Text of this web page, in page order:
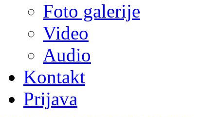
Foto galerije
Video
Audio
Kontakt
Prijava